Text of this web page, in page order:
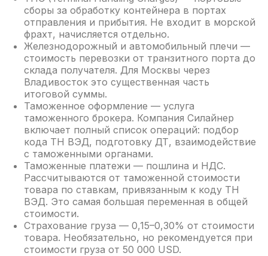
сборы за обработку контейнера в портах
отправления и прибытия. Не входит в морской
фрахт, начисляется отдельно.
Железнодорожный и автомобильный плечи —
стоимость перевозки от транзитного порта до
склада получателя. Для Москвы через
Владивосток это существенная часть
итоговой суммы.
Таможенное оформление — услуга
таможенного брокера. Компания Силайнер
включает полный список операций: подбор
кода ТН ВЭД, подготовку ДТ, взаимодействие
с таможенными органами.
Таможенные платежи — пошлина и НДС.
Рассчитываются от таможенной стоимости
товара по ставкам, привязанным к коду ТН
ВЭД. Это самая большая переменная в общей
стоимости.
Страхование груза — 0,15–0,30% от стоимости
товара. Необязательно, но рекомендуется при
стоимости груза от 50 000 USD.
Стоимость доставки с расшифровкой
Сумма таможенных пошлин на товар
(при необходимости)
Прочие разъяснения предоставим
за 24 часа.